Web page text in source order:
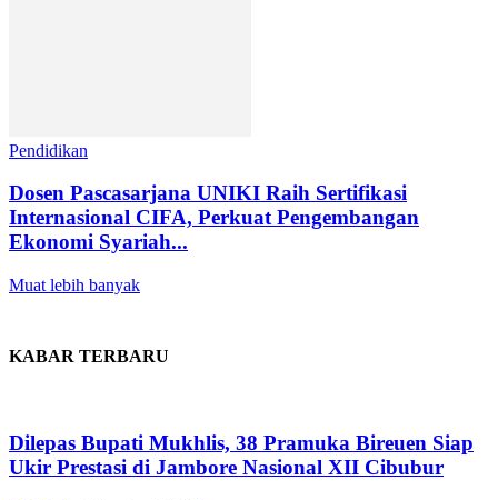
Pendidikan
Dosen Pascasarjana UNIKI Raih Sertifikasi
Internasional CIFA, Perkuat Pengembangan
Ekonomi Syariah...
Muat lebih banyak
KABAR TERBARU
Dilepas Bupati Mukhlis, 38 Pramuka Bireuen Siap
Ukir Prestasi di Jambore Nasional XII Cibubur